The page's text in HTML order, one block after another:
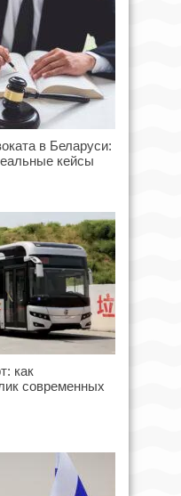
в Беларуси:
кейсы
как
современных